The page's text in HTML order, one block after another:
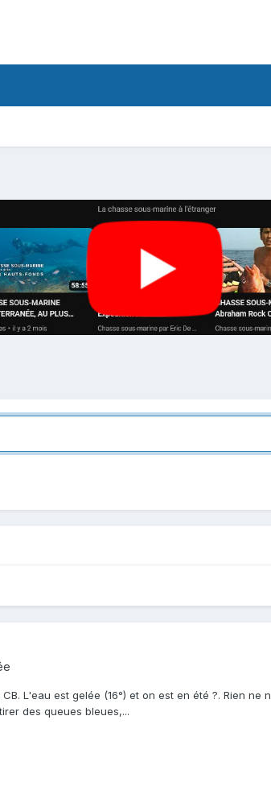
L'eau est gelée (16°) et on est en été ?. Rien
des queues bleues,...